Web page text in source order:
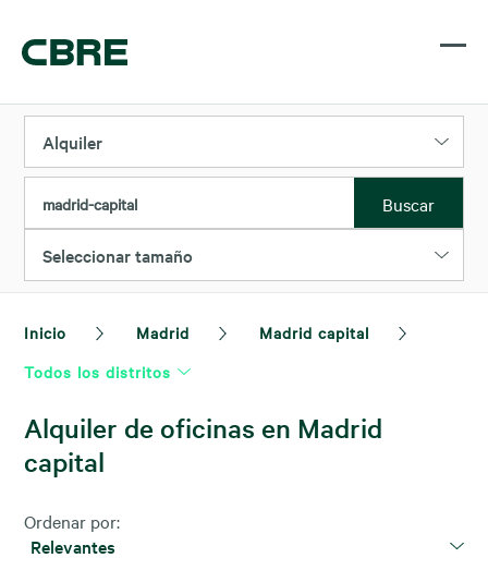
Alquiler
madrid-capital Buscar
Seleccionar tamaño
Inicio Madrid
Madrid capital
Todos los distritos
Alquiler de oficinas en Madrid
capital
Ordenar por:
Relevantes